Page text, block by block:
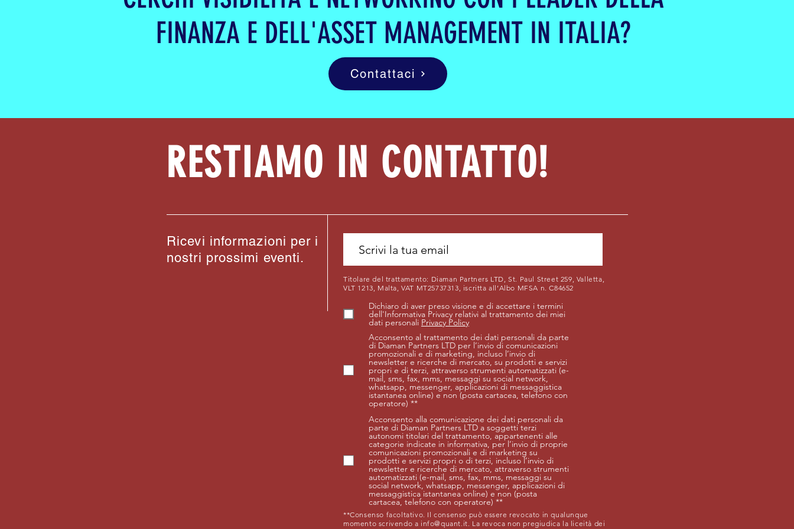
FINANZA E DELL'ASSET MANAGEMENT IN ITALIA?
Contattaci
RESTIAMO IN CONTATTO!
Ricevi informazioni per i
nostri prossimi eventi.
Titolare del trattamento: Diaman Partners LTD, St. Paul Street 259, Valletta,
VLT 1213, Malta, VAT MT25737313, iscritta all’Albo MFSA n. C84652
Dichiaro di aver preso visione e di accettare i termini
dell'Informativa Privacy relativi al trattamento dei miei
dati personali Privacy Policy
Acconsento al trattamento dei dati personali da parte
di Diaman Partners LTD per l’invio di comunicazioni
promozionali e di marketing, incluso l’invio di
newsletter e ricerche di mercato, su prodotti e servizi
propri e di terzi, attraverso strumenti automatizzati (e-
mail, sms, fax, mms, messaggi su social network,
whatsapp, messenger, applicazioni di messaggistica
istantanea online) e non (posta cartacea, telefono con
operatore) **
Acconsento alla comunicazione dei dati personali da
parte di Diaman Partners LTD a soggetti terzi
autonomi titolari del trattamento, appartenenti alle
categorie indicate in informativa, per l’invio di proprie
comunicazioni promozionali e di marketing su
prodotti e servizi propri o di terzi, incluso l’invio di
newsletter e ricerche di mercato, attraverso strumenti
automatizzati (e-mail, sms, fax, mms, messaggi su
social network, whatsapp, messenger, applicazioni di
messaggistica istantanea online) e non (posta
cartacea, telefono con operatore) **
**Consenso facoltativo. Il consenso può essere revocato in qualunque
momento scrivendo a info@quant.it. La revoca non pregiudica la liceità dei